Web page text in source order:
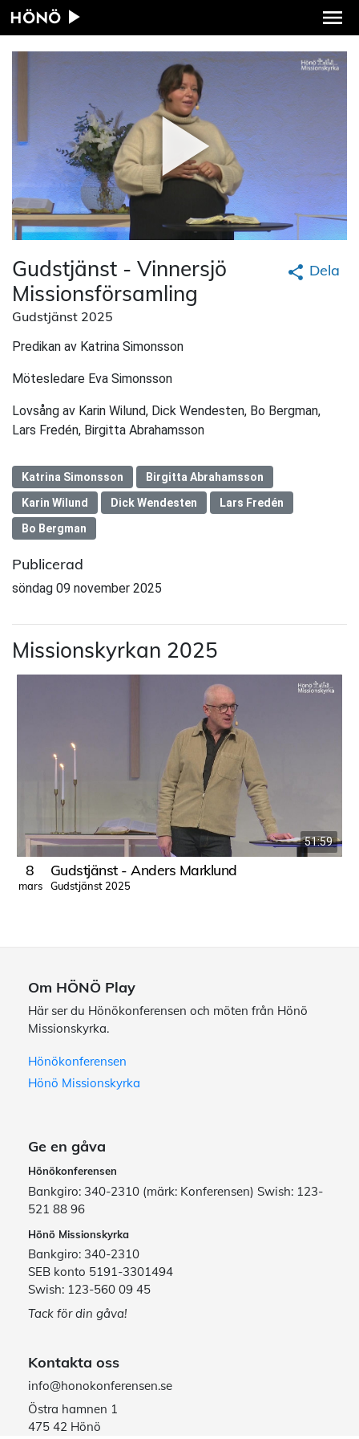
HÖNÖ
Dela
Gudstjänst - Vinnersjö
Missionsförsamling
Gudstjänst 2025
Predikan av Katrina Simonsson
Mötesledare Eva Simonsson
Lovsång av Karin Wilund, Dick Wendesten, Bo Bergman,
Lars Fredén, Birgitta Abrahamsson
Katrina Simonsson
Birgitta Abrahamsson
Karin Wilund
Dick Wendesten
Lars Fredén
Bo Bergman
Publicerad
söndag 09 november 2025
Missionskyrkan 2025
51:59
8
mars
Gudstjänst - Anders Marklund
Gudstjänst 2025
Om HÖNÖ Play
Här ser du Hönökonferensen och möten från Hönö
Missionskyrka.
Hönökonferensen
Hönö Missionskyrka
Ge en gåva
Hönökonferensen
Bankgiro: 340-2310 (märk: Konferensen) Swish: 123-
521 88 96
Hönö Missionskyrka
Bankgiro: 340-2310
SEB konto 5191-3301494
Swish: 123-560 09 45
Tack för din gåva!
Kontakta oss
info@honokonferensen.se
Östra hamnen 1
475 42 Hönö